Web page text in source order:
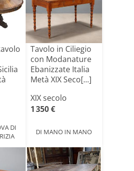
DI
Tavolo in Ciliegio
con Modanature
Ebanizzate Italia
Metà XIX Seco[...]
XIX secolo
1 350 €
DI MANO IN MANO